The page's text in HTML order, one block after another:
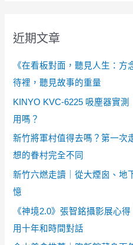
近期文章
《在看板對面，聽見人生：
待裡，聽見故事的重量
KINYO KVC-6225 吸塵器實
用嗎？
新竹將軍村值得去嗎？第一次
想的眷村完全不同
新竹六燃走讀｜從大煙囪、地
憶
《神境2.0》張智銘攝影展心
用十年和時間對話